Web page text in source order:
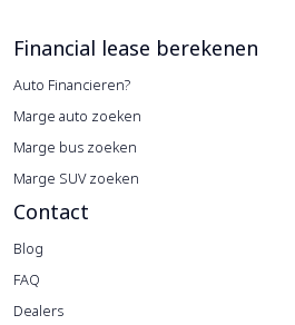
Financial lease berekenen
Auto Financieren?
Marge auto zoeken
Marge bus zoeken
Marge SUV zoeken
Contact
Blog
FAQ
Dealers